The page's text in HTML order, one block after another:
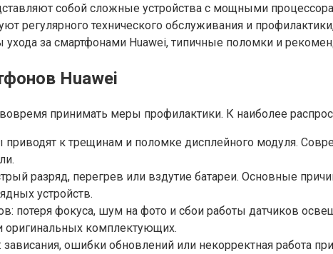
собой сложные устройства с мощными
регулярного технического обслуживания и
за смартфонами Huawei, типичные поломки и
Huawei
принимать меры профилактики. К наиболее
приводят к трещинам и поломке дисплейного модуля.
разряд, перегрев или вздутие батареи. Основные
устройств.
потеря фокуса, шум на фото и сбои работы датчиков
оригинальных комплектующих.
зависания, ошибки обновлений или некорректная